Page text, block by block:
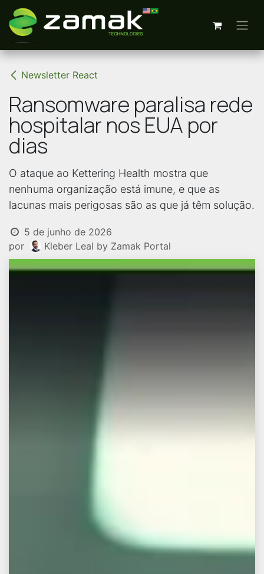
Pular para o conteúdo
Newsletter React
Ransomware paralisa rede
hospitalar nos EUA por
dias
O ataque ao Kettering Health mostra que
nenhuma organização está imune, e que as
lacunas mais perigosas são as que já têm solução.
5 de junho de 2026
por
Kleber Leal by Zamak Portal